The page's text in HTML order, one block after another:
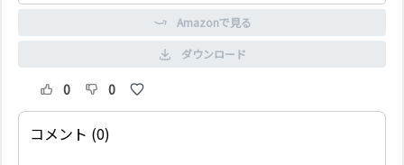
Amazonで見る
ダウンロード
0 0
コメント (0)